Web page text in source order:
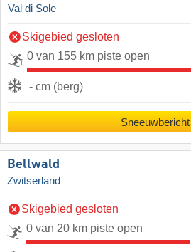
Val di Sole
Skigebied gesloten
0 van 155 km piste open
- cm (berg)
Sneeuwbericht
Bellwald
Zwitserland
Skigebied gesloten
0 van 20 km piste open